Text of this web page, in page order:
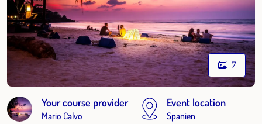
7
Your course provider
Mario Calvo
Event location
Spanien